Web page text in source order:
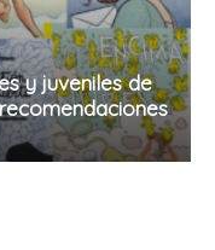
y juveniles de